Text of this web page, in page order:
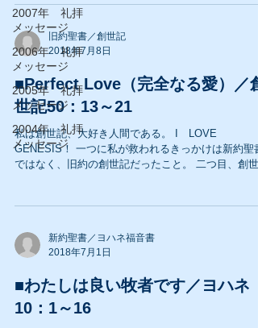
2007年 礼拝
メッセージ
2006年 礼拝
メッセージ
2005年 礼拝
メッセージ
2004年 礼拝
メッセージ
た。...
旧約聖書／創世記
2018年7月8日
■Perfect Love（完全なる愛）／創
世記50：13～21
私は創世記、大好き人間である。 I LOVE
GENESIS！ 一つに私が救われるきっかけは新約聖書
ではなく、旧約の創世記だったこと。 二つ目、創世
も裏切った。...
新約聖書／ヨハネ福音書
2018年7月1日
■わたしは良い牧者です／ヨハネ
10：1～16